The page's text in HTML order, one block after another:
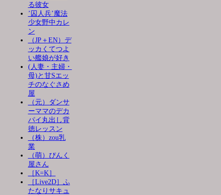
る彼女
’囚人兵’魔法
少女野中カレ
ン
（JP＋EN）デ
ッカくてつよ
い艦娘が好き
(人妻・主婦・
母)と甘Sエッ
チのなぐさめ
屋
（元）ダンサ
ーママのデカ
パイ丸出し背
徳レッスン
（株）zou乳
業
（萌）ぴんく
屋さん
［K=K］
［Live2D］ふ
たなりサキュ